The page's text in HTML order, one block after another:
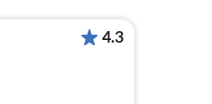
4.3